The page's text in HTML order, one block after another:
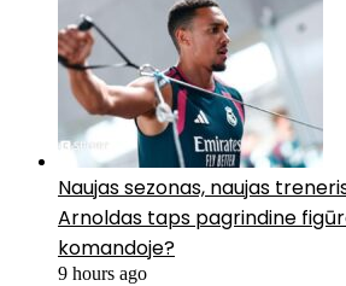
Naujas sezonas, naujas
Arnoldas taps pagrindine
komandoje?
9 hours ago